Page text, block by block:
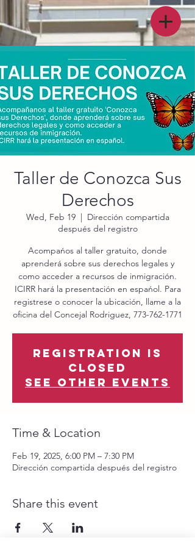
Taller de Conozca Sus
Derechos
Wed, Feb 19
  |
Dirección compartida
después del registro
Acompańos al taller gratuito, donde
aprenderá sobre sus derechos legales y
como acceder a recursos de inmigración.
ICIRR hará la presentación en espańol. Para
registrese o conocer la ubicación, llame a la
oficina del Concejal Rodriguez, 773-762-1771
Registration is
closed
See other events
Time & Location
Feb 19, 2025, 6:00 PM – 7:30 PM
Dirección compartida después del registro
Share this event